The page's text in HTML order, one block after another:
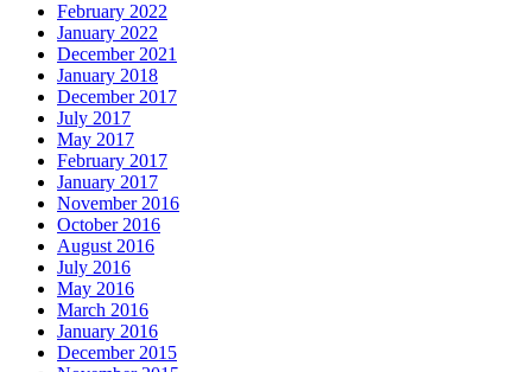
February 2022
January 2022
December 2021
January 2018
December 2017
July 2017
May 2017
February 2017
January 2017
November 2016
October 2016
August 2016
July 2016
May 2016
March 2016
January 2016
December 2015